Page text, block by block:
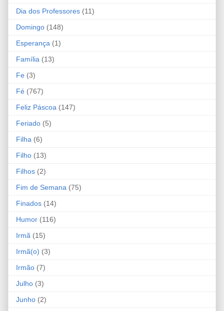
Dia dos Professores (11)
Domingo (148)
Esperança (1)
Família (13)
Fe (3)
Fé (767)
Feliz Páscoa (147)
Feriado (5)
Filha (6)
Filho (13)
Filhos (2)
Fim de Semana (75)
Finados (14)
Humor (116)
Irmã (15)
Irmã(o) (3)
Irmão (7)
Julho (3)
Junho (2)